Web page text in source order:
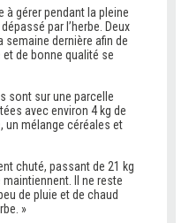
à gérer pendant la pleine
par l’herbe. Deux
dernière afin de
de bonne qualité se
sont sur une parcelle
avec environ 4 kg de
un mélange céréales et
chuté, passant de 21 kg
Il ne reste
de pluie et de chaud
»